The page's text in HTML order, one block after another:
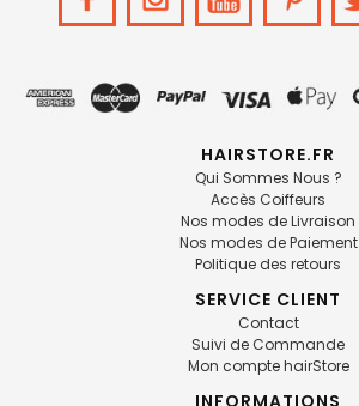
HAIRSTORE.FR
Qui Sommes Nous ?
Accès Coiffeurs
Nos modes de Livraison
Nos modes de Paiement
Politique des retours
SERVICE CLIENT
Contact
Suivi de Commande
Mon compte hairStore
INFORMATIONS